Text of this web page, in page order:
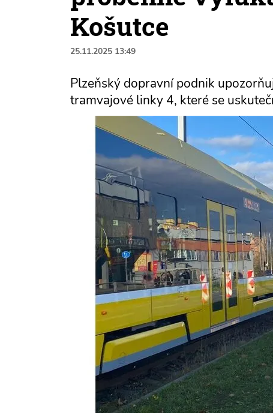
Košutce
25.11.2025 13:49
Plzeňský dopravní podnik
tramvajové linky 4, které se